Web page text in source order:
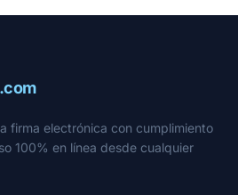
firma electrónica con cumplimiento
100% en línea desde cualquier